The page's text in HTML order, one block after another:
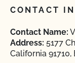
CONTACT
Contact Name:
Address: 5177
California 91710,